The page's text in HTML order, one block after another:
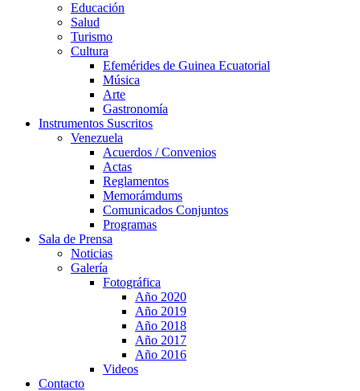
Educación
Salud
Turismo
Cultura
Efemérides de Guinea Ecuatorial
Música
Arte
Gastronomía
Instrumentos Suscritos
Venezuela
Acuerdos / Convenios
Actas
Reglamentos
Memorámdums
Comunicados Conjuntos
Programas
Sala de Prensa
Noticias
Galería
Fotográfica
Año 2020
Año 2019
Año 2018
Año 2017
Año 2016
Videos
Contacto